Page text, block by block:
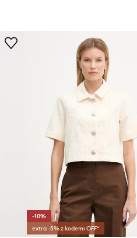
-10%
extra -5% z kodem: OFF*